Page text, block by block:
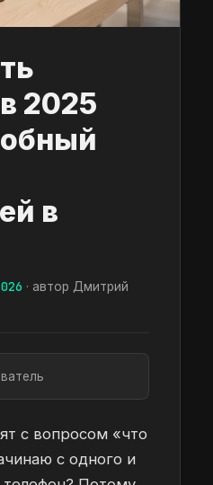
2025
в
· автор Дмитрий
с вопросом «что
с одного и